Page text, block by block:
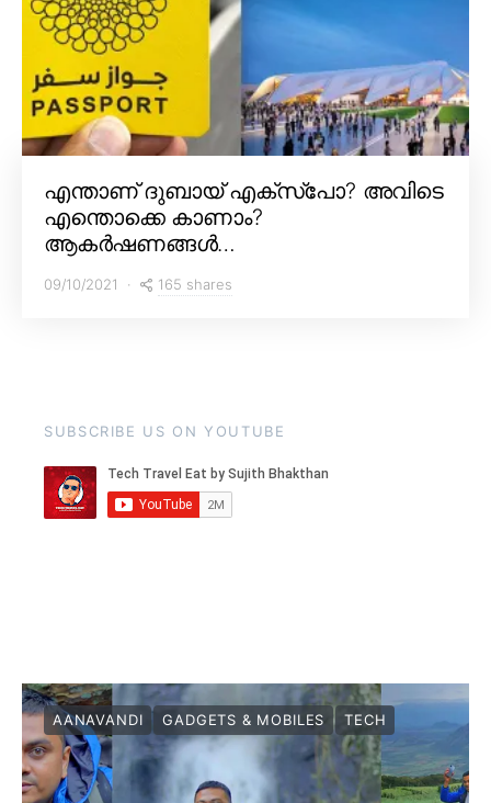
എന്താണ് ദുബായ് എക്സ്പോ? അവിടെ
എന്തൊക്കെ കാണാം?
ആകർഷണങ്ങൾ…
09/10/2021 165 shares
SUBSCRIBE US ON YOUTUBE
AANAVANDI GADGETS & MOBILES TECH